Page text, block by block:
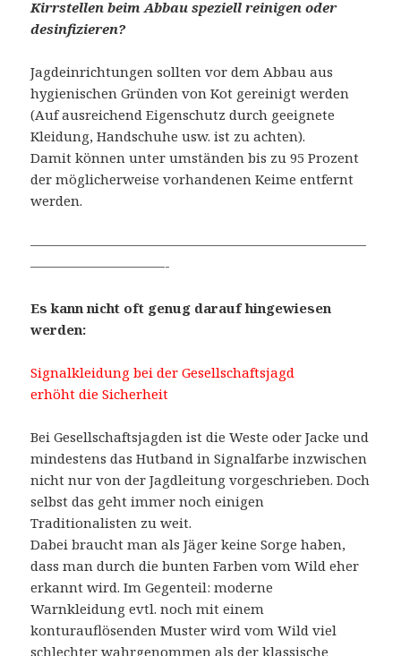
Kirrstellen beim Abbau speziell reinigen oder
desinfizieren?
Jagdeinrichtungen sollten vor dem Abbau aus
hygienischen Gründen von Kot gereinigt werden
(Auf ausreichend Eigenschutz durch geeignete
Kleidung, Handschuhe usw. ist zu achten).
Damit können unter umständen bis zu 95 Prozent
der möglicherweise vorhandenen Keime entfernt
werden.
—————————————————————————
——————————-
Es kann nicht oft genug darauf hingewiesen
werden:
Signalkleidung bei der Gesellschaftsjagd
erhöht die Sicherheit
Bei Gesellschaftsjagden ist die Weste oder Jacke und
mindestens das Hutband in Signalfarbe inzwischen
nicht nur von der Jagdleitung vorgeschrieben. Doch
selbst das geht immer noch einigen
Traditionalisten zu weit.
Dabei braucht man als Jäger keine Sorge haben,
dass man durch die bunten Farben vom Wild eher
erkannt wird. Im Gegenteil: moderne
Warnkleidung evtl. noch mit einem
konturauflösenden Muster wird vom Wild viel
schlechter wahrgenommen als der klassische